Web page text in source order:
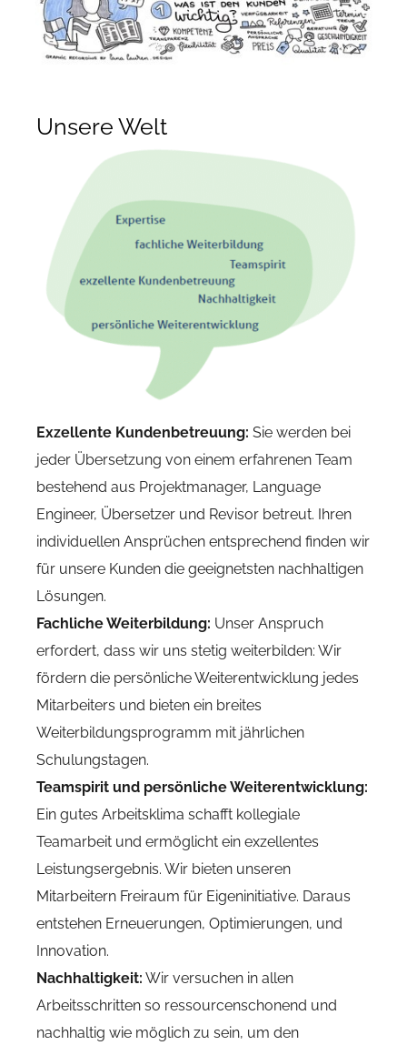
Unsere Welt
Exzellente Kundenbetreuung: Sie werden bei
jeder Übersetzung von einem erfahrenen Team
bestehend aus Projektmanager, Language
Engineer, Übersetzer und Revisor betreut. Ihren
individuellen Ansprüchen entsprechend finden wir
für unsere Kunden die geeignetsten nachhaltigen
Lösungen.
Fachliche Weiterbildung: Unser Anspruch
erfordert, dass wir uns stetig weiterbilden: Wir
fördern die persönliche Weiterentwicklung jedes
Mitarbeiters und bieten ein breites
Weiterbildungsprogramm mit jährlichen
Schulungstagen.
Teamspirit und persönliche Weiterentwicklung:
Ein gutes Arbeitsklima schafft kollegiale
Teamarbeit und ermöglicht ein exzellentes
Leistungsergebnis. Wir bieten unseren
Mitarbeitern Freiraum für Eigeninitiative. Daraus
entstehen Erneuerungen, Optimierungen, und
Innovation.
Nachhaltigkeit: Wir versuchen in allen
Arbeitsschritten so ressourcenschonend und
nachhaltig wie möglich zu sein, um den